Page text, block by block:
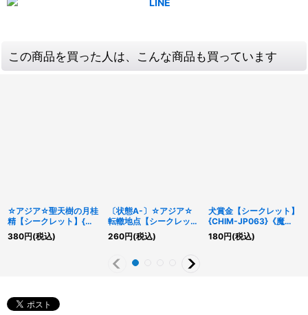
この商品を買った人は、こんな商品も買っています
☆アジア☆聖天樹の月桂
精【シークレット】{ア
ジア21PP-JP018}《リ
ンク》
380円(税込)
〔状態A-〕☆アジア☆
転轍地点【シークレッ
ト】{アジアSLF1-
JP096}《罠》
260円(税込)
犬賞金【シークレット】
{CHIM-JP063}《魔
法》
180円(税込)